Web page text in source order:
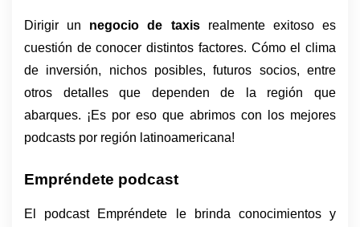
Dirigir un negocio de taxis realmente exitoso es
cuestión de conocer distintos factores. Cómo el clima
de inversión, nichos posibles, futuros socios, entre
otros detalles que dependen de la región que
abarques. ¡Es por eso que abrimos con los mejores
podcasts por región latinoamericana!
Empréndete podcast
El podcast Empréndete le brinda conocimientos y